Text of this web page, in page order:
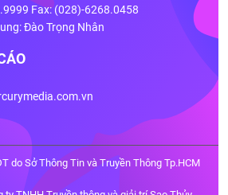
Fax: (028)-6268.0458
Đào Trọng Nhân
do Sở Thông Tin và Truyền Thông Tp.HCM